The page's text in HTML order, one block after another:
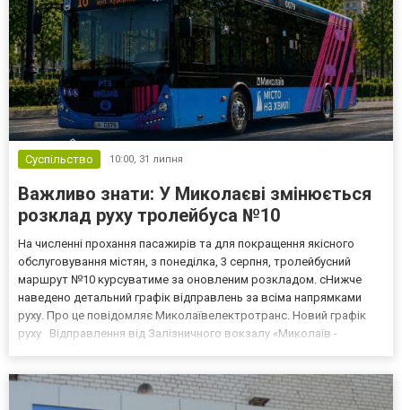
Суспільство 10:00, 31 липня
Важливо знати: У Миколаєві змінюється
розклад руху тролейбуса №10
На численні прохання пасажирів та для покращення якісного
обслуговування містян, з понеділка, 3 серпня, тролейбусний
маршрут №10 курсуватиме за оновленим розкладом. сНижче
наведено детальний графік відправлень за всіма напрямками
руху. Про це повідомляє Миколаївелектротранс. Новий графік
руху Відправлення від Залізничного вокзалу «Миколаїв -